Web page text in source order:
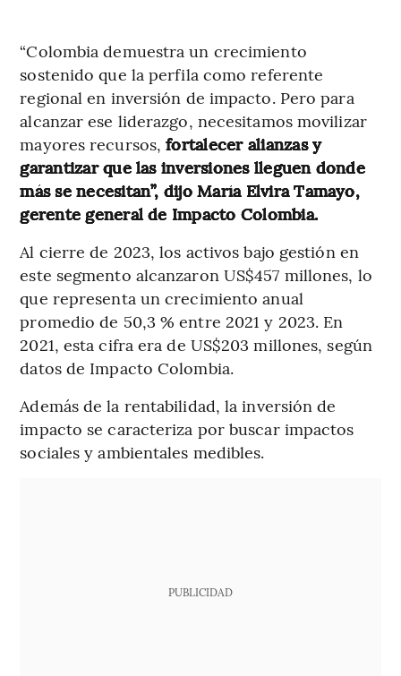
“Colombia demuestra un crecimiento
sostenido que la perfila como referente
regional en inversión de impacto. Pero para
alcanzar ese liderazgo, necesitamos movilizar
mayores recursos,fortalecer alianzas y
garantizar que las inversiones lleguen donde
más se necesitan”, dijo María Elvira Tamayo,
gerente general de Impacto Colombia.
Al cierre de 2023, los activos bajo gestión en
este segmento alcanzaron US$457 millones, lo
que representa un crecimiento anual
promedio de 50,3 % entre 2021 y 2023. En
2021, esta cifra era de US$203 millones, según
datos de Impacto Colombia.
Además de la rentabilidad, la inversión de
impacto se caracteriza por buscar impactos
sociales y ambientales medibles.
PUBLICIDAD